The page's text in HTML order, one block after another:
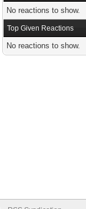
No reactions to show.
Top Given Reactions
No reactions to show.